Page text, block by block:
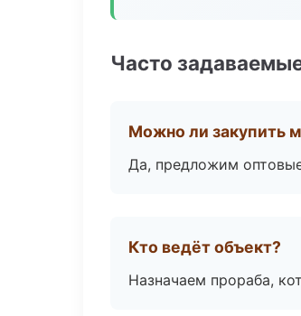
Часто
Можно ли закупить
Да, предложим
Кто ведёт объект?
Назначаем прораба,